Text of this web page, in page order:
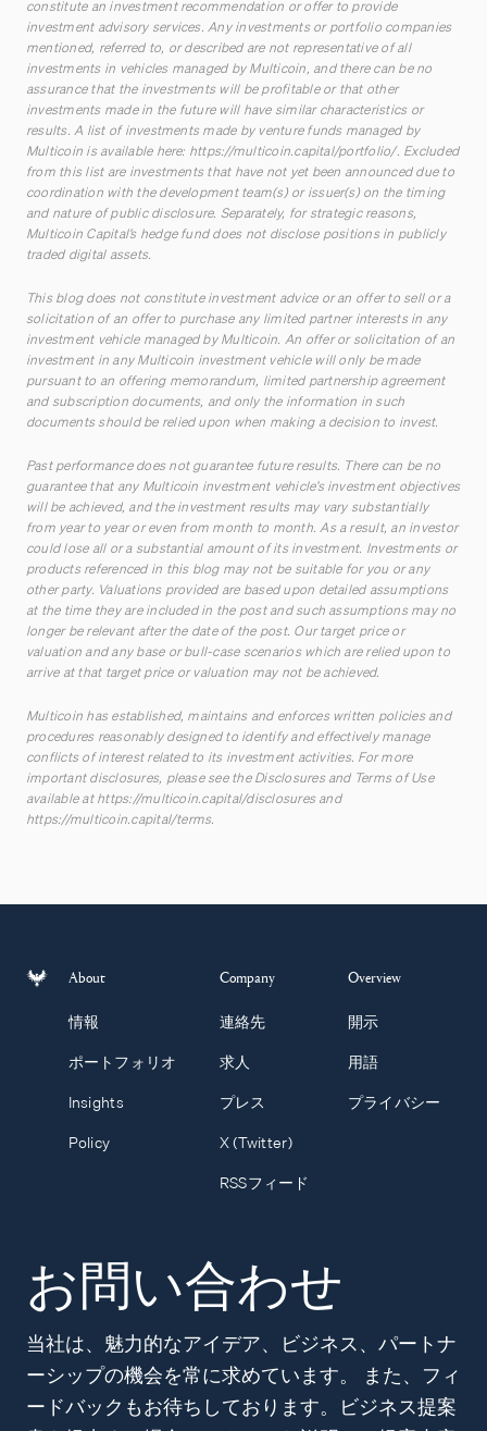
constitute an investment recommendation or offer to provide
investment advisory services. Any investments or portfolio companies
mentioned, referred to, or described are not representative of all
investments in vehicles managed by Multicoin, and there can be no
assurance that the investments will be profitable or that other
investments made in the future will have similar characteristics or
results. A list of investments made by venture funds managed by
Multicoin is available here: https://multicoin.capital/portfolio/. Excluded
from this list are investments that have not yet been announced due to
coordination with the development team(s) or issuer(s) on the timing
and nature of public disclosure. Separately, for strategic reasons,
Multicoin Capital’s hedge fund does not disclose positions in publicly
traded digital assets.
This blog does not constitute investment advice or an offer to sell or a
solicitation of an offer to purchase any limited partner interests in any
investment vehicle managed by Multicoin. An offer or solicitation of an
investment in any Multicoin investment vehicle will only be made
pursuant to an offering memorandum, limited partnership agreement
and subscription documents, and only the information in such
documents should be relied upon when making a decision to invest.
Past performance does not guarantee future results. There can be no
guarantee that any Multicoin investment vehicle’s investment objectives
will be achieved, and the investment results may vary substantially
from year to year or even from month to month. As a result, an investor
could lose all or a substantial amount of its investment. Investments or
products referenced in this blog may not be suitable for you or any
other party. Valuations provided are based upon detailed assumptions
at the time they are included in the post and such assumptions may no
longer be relevant after the date of the post. Our target price or
valuation and any base or bull-case scenarios which are relied upon to
arrive at that target price or valuation may not be achieved.
Multicoin has established, maintains and enforces written policies and
procedures reasonably designed to identify and effectively manage
conflicts of interest related to its investment activities. For more
important disclosures, please see the Disclosures and Terms of Use
available athttps://multicoin.capital/disclosuresand
https://multicoin.capital/terms.
About
情報
ポートフォリオ
Insights
Policy
Company
連絡先
求人
プレス
X (Twitter)
RSSフィード
Overview
開示
用語
プライバシー
お問い合わせ
当社は、魅力的なアイデア、ビジネス、パートナ
ーシップの機会を常に求めています。 また、フィ
ードバックもお待ちしております。ビジネス提案